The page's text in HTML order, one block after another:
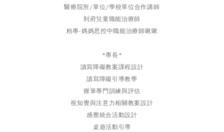
醫療院所/單位/學校單位合作講師
到府兒童職能治療師
粉專-媽媽思控中職能治療師啾啾
*專長*
讀寫障礙教案課程設計
讀寫障礙引導教學
握筆專門訓練與評估
視知覺與注意力相關教案設計
感覺統合活動設計
桌遊活動引導